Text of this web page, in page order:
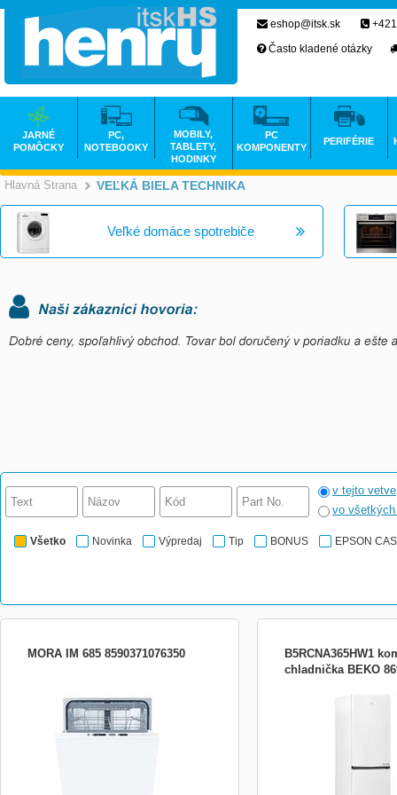
Hlavná Strana >
VEĽKÁ BIELA TECHNIKA
Veľké domáce spotrebiče
v tejto vetve
vo
Všetko Novinka Výpredaj Tip BONUS EPSON
MORA IM 685 8590371076350
myčky 16 sad nádobí, 3 úložné koše,
digitální ukazatel zbytkového času,
příborová zásuvka, odložený start (0-24
hod), automatický program, úsporný ECO
B5RCNA365HW1
chladnička BEKO
spotreba robí 198 kWh/
eshop@itsk.sk
Často kladené otázky
JARNÉ
POMÔCKY
PC,
NOTEBOOKY
MOBILY,
TABLETY,
HODINKY
PC
KOMPONENTY
PERIFÉRIE